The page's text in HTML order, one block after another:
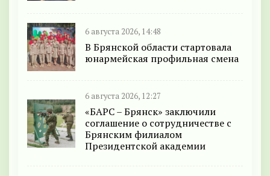
6 августа 2026, 14:48
В Брянской области стартовала
юнармейская профильная смена
6 августа 2026, 12:27
«БАРС – Брянск» заключили
соглашение о сотрудничестве с
Брянским филиалом
Президентской академии